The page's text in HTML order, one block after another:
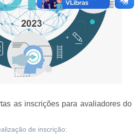
as inscrições para avaliadores do
de inscrição: